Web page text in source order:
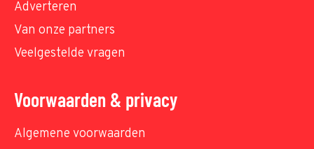
Adverteren
Van onze partners
Veelgestelde vragen
Voorwaarden & privacy
Algemene voorwaarden